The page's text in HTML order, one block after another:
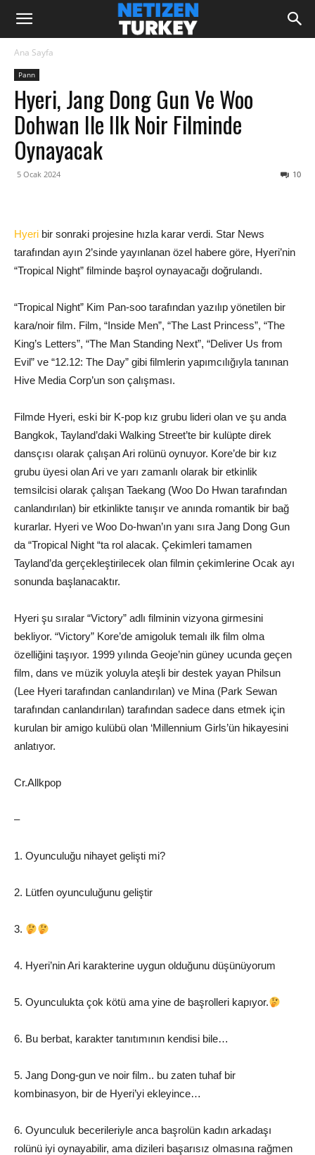
Ana Sayfa
Pann
Hyeri, Jang Dong Gun Ve Woo
Dohwan Ile Ilk Noir Filminde
Oynayacak
5 Ocak 2024 10
Hyeri bir sonraki projesine hızla karar verdi. Star News
tarafından ayın 2’sinde yayınlanan özel habere göre, Hyeri’nin
“Tropical Night” filminde başrol oynayacağı doğrulandı.
“Tropical Night” Kim Pan-soo tarafından yazılıp yönetilen bir
kara/noir film. Film, “Inside Men”, “The Last Princess”, “The
King’s Letters”, “The Man Standing Next”, “Deliver Us from
Evil” ve “12.12: The Day” gibi filmlerin yapımcılığıyla tanınan
Hive Media Corp’un son çalışması.
Filmde Hyeri, eski bir K-pop kız grubu lideri olan ve şu anda
Bangkok, Tayland’daki Walking Street’te bir kulüpte direk
dansçısı olarak çalışan Ari rolünü oynuyor. Kore’de bir kız
grubu üyesi olan Ari ve yarı zamanlı olarak bir etkinlik
temsilcisi olarak çalışan Taekang (Woo Do Hwan tarafından
canlandırılan) bir etkinlikte tanışır ve anında romantik bir bağ
kurarlar. Hyeri ve Woo Do-hwan’ın yanı sıra Jang Dong Gun
da “Tropical Night “ta rol alacak. Çekimleri tamamen
Tayland’da gerçekleştirilecek olan filmin çekimlerine Ocak ayı
sonunda başlanacaktır.
Hyeri şu sıralar “Victory” adlı filminin vizyona girmesini
bekliyor. “Victory” Kore’de amigoluk temalı ilk film olma
özelliğini taşıyor. 1999 yılında Geoje’nin güney ucunda geçen
film, dans ve müzik yoluyla ateşli bir destek yayan Philsun
(Lee Hyeri tarafından canlandırılan) ve Mina (Park Sewan
tarafından canlandırılan) tarafından sadece dans etmek için
kurulan bir amigo kulübü olan ‘Millennium Girls’ün hikayesini
anlatıyor.
Cr.Allkpop
–
1. Oyunculuğu nihayet gelişti mi?
2. Lütfen oyunculuğunu geliştir
3.
4. Hyeri’nin Ari karakterine uygun olduğunu düşünüyorum
5. Oyunculukta çok kötü ama yine de başrolleri kapıyor.
6. Bu berbat, karakter tanıtımının kendisi bile…
5. Jang Dong-gun ve noir film.. bu zaten tuhaf bir
kombinasyon, bir de Hyeri’yi ekleyince…
6. Oyunculuk becerileriyle anca başrolün kadın arkadaşı
rolünü iyi oynayabilir, ama dizileri başarısız olmasına rağmen